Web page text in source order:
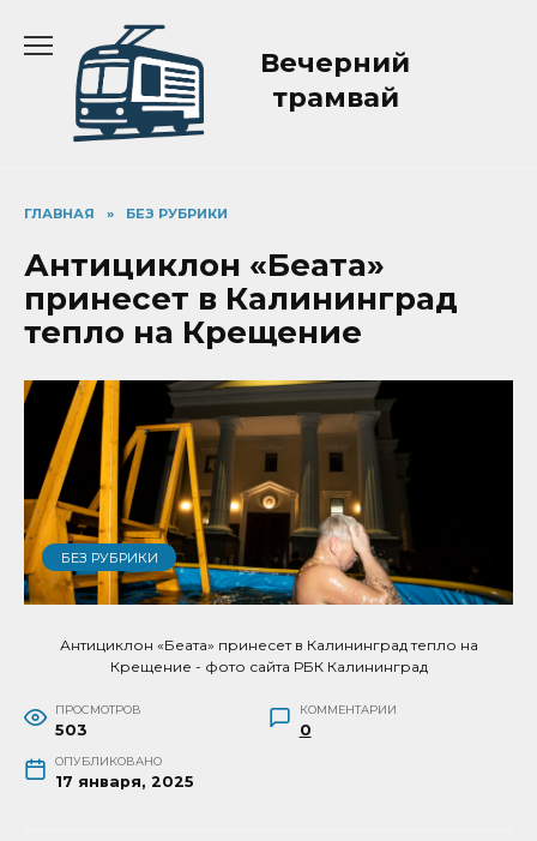
содержанию
Вечерний
трамвай
ГЛАВНАЯ » БЕЗ РУБРИКИ
Антициклон «Беата»
принесет в Калининград
тепло на Крещение
БЕЗ РУБРИКИ
Антициклон «Беата» принесет в Калининград тепло на
Крещение - фото сайта РБК Калининград
ПРОСМОТРОВ
503
КОММЕНТАРИИ
0
ОПУБЛИКОВАНО
17 января, 2025